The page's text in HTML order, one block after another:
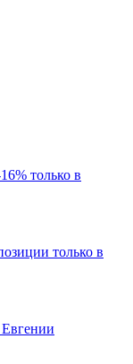
только в
только в